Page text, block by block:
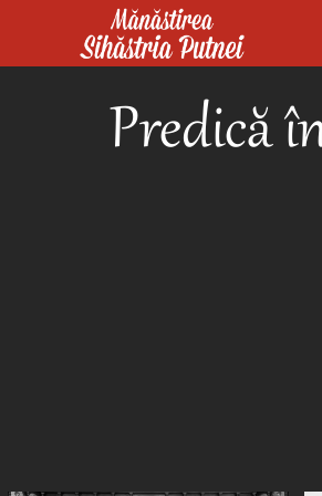
Mergi la conţinutul principal
Predică